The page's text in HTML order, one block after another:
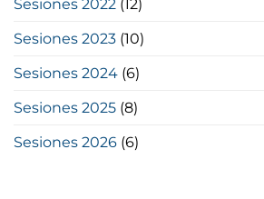
Sesiones 2022 (12)
Sesiones 2023 (10)
Sesiones 2024 (6)
Sesiones 2025 (8)
Sesiones 2026 (6)